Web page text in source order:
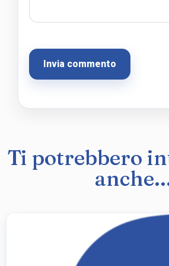
Ti potrebbero